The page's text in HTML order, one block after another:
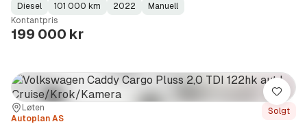
Fuel
Type:
Diesel
Kilometerstand:
101 000 km
Model
Year:
2022
Gearbox
Type:
Manuell
Kontantpris
199 000 kr
Sted:
Løten
Forhandler:
Autoplan AS
Solgt
Lagre